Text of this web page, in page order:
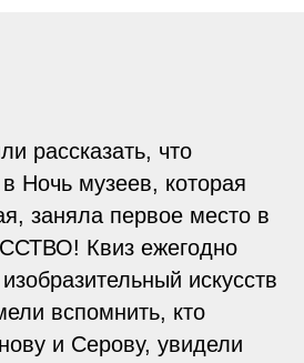
рассказать, что
Ночь музеев, которая
заняла первое место в
Квиз ежегодно
искусств
вспомнить, кто
и Серову, увидели